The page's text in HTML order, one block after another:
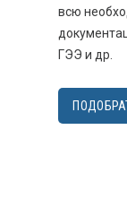
всю
ГЭЭ и др.